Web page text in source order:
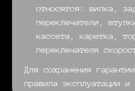
относятся: вилка,
переключатели,
кассета, каретка,
переключателя
Для сохранения
правила эксплуатации и